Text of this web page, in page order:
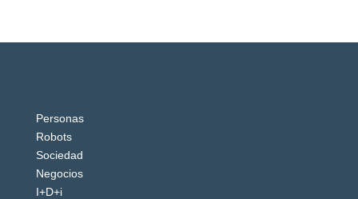
Personas
Robots
Sociedad
Negocios
I+D+i